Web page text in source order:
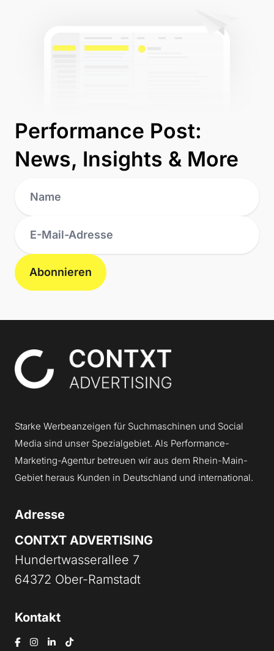
Performance Post:
News, Insights & More
Abonnieren
Contxt
Starke Werbeanzeigen für Suchmaschinen und Social
Media sind unser Spezialgebiet. Als Performance-
Marketing-Agentur betreuen wir aus dem Rhein-Main-
Gebiet heraus Kunden in Deutschland und international.
Adresse
CONTXT ADVERTISING
Hundertwasserallee 7
64372 Ober-Ramstadt
Kontakt